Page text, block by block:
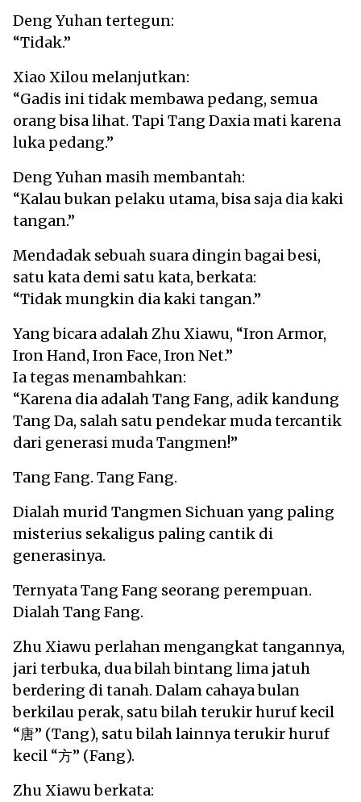
Deng Yuhan tertegun:
“Tidak.”
Xiao Xilou melanjutkan:
“Gadis ini tidak membawa pedang, semua
orang bisa lihat. Tapi Tang Daxia mati karena
luka pedang.”
Deng Yuhan masih membantah:
“Kalau bukan pelaku utama, bisa saja dia kaki
tangan.”
Mendadak sebuah suara dingin bagai besi,
satu kata demi satu kata, berkata:
“Tidak mungkin dia kaki tangan.”
Yang bicara adalah Zhu Xiawu, “Iron Armor,
Iron Hand, Iron Face, Iron Net.”
Ia tegas menambahkan:
“Karena dia adalah Tang Fang, adik kandung
Tang Da, salah satu pendekar muda tercantik
dari generasi muda Tangmen!”
Tang Fang. Tang Fang.
Dialah murid Tangmen Sichuan yang paling
misterius sekaligus paling cantik di
generasinya.
Ternyata Tang Fang seorang perempuan.
Dialah Tang Fang.
Zhu Xiawu perlahan mengangkat tangannya,
jari terbuka, dua bilah bintang lima jatuh
berdering di tanah. Dalam cahaya bulan
berkilau perak, satu bilah terukir huruf kecil
“唐” (Tang), satu bilah lainnya terukir huruf
kecil “方” (Fang).
Zhu Xiawu berkata: